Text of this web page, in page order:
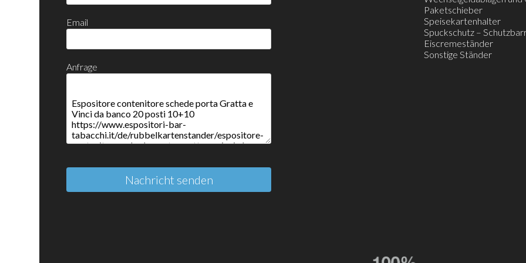
Email
Anfrage
Nachricht senden
Paketschieber
Speisekartenhalter
Spuckschutz –
Eiscremeständer
Sonstige Ständer